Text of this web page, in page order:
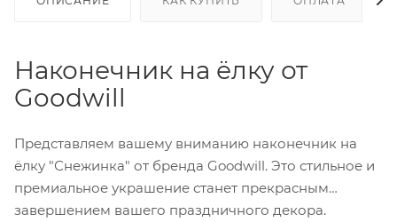
Наконечник на ёлку от
Goodwill
Представляем вашему вниманию наконечник на
ёлку "Снежинка" от бренда Goodwill. Это стильное и
премиальное украшение станет прекрасным
завершением вашего праздничного декора.